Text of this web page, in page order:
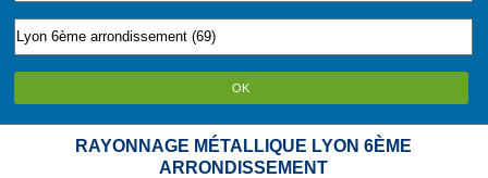
OK
RAYONNAGE MÉTALLIQUE LYON 6ÈME
ARRONDISSEMENT